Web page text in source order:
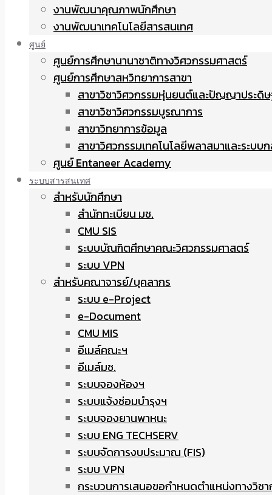
งานพัฒนาคุณภาพนักศึกษา
งานพัฒนาเทคโนโลยีสารสนเทศ
ศูนย์
ศูนย์การศึกษานานาชาติทางวิศวกรรมศาสตร์
ศูนย์การศึกษาสหวิทยาการสาขา
สาขาวิชาวิศวกรรมหุ่นยนต์และปัญญาประดิ
สาขาวิชาวิศวกรรมบูรณาการ
สาขาวิทยาการข้อมูล
สาขาวิศวกรรมเทคโนโลยีพลาสมาและระบบ
ศูนย์ Entaneer Academy
ระบบสารสนเทศ
สำหรับนักศึกษา
สำนักทะเบียน มช.
CMU SIS
ระบบบัณฑิตศึกษาคณะวิศวกรรมศาสตร์
ระบบ VPN
สำหรับคณาจารย์/บุคลากร
ระบบ e-Project
e-Document
CMU MIS
อีเมล์คณะฯ
อีเมล์มช.
ระบบจองห้องฯ
ระบบแจ้งซ่อมบำรุงฯ
ระบบจองยานพาหนะ
ระบบ ENG TECHSERV
ระบบจัดการงบประมาณ (FIS)
ระบบ VPN
กระบวนการเสนอขอกำหนดตำแหน่งทางวิช